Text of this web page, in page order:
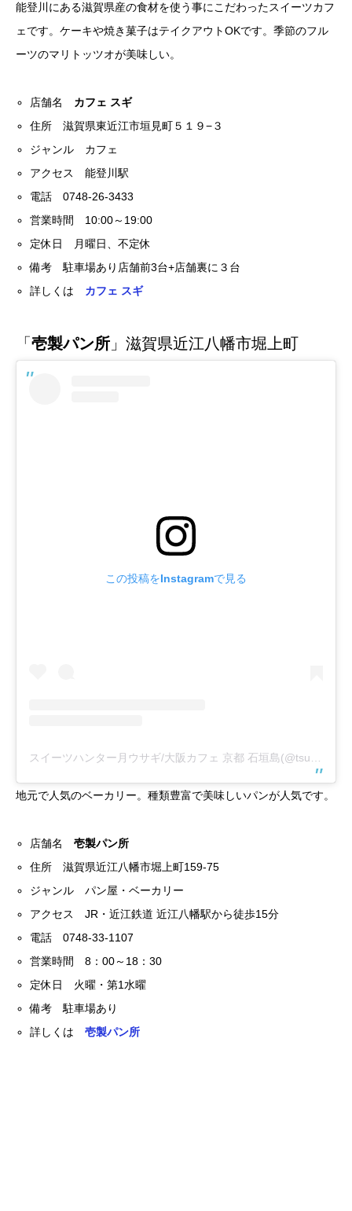
能登川にある滋賀県産の食材を使う事にこだわったスイーツカフ
ェです。ケーキや焼き菓子はテイクアウトOKです。季節のフル
ーツのマリトッツオが美味しい。
店舗名 カフェ スギ
住所 滋賀県東近江市垣見町５１９−３
ジャンル カフェ
アクセス 能登川駅
電話 0748-26-3433
営業時間 10:00～19:00
定休日 月曜日、不定休
備考 駐車場あり店舗前3台+店舗裏に３台
詳しくは カフェ スギ
「 壱製パン所 」滋賀県近江八幡市堀上町
この投稿をInstagramで見る
地元で人気のベーカリー。種類豊富で美味しいパンが人気です。
店舗名壱製パン所
住所 滋賀県近江八幡市堀上町159-75
ジャンル パン屋・ベーカリー
アクセス JR・近江鉄道 近江八幡駅から徒歩15分
電話 0748-33-1107
営業時間 8：00～18：30
定休日 火曜・第1水曜
備考 駐車場あり
詳しくは壱製パン所